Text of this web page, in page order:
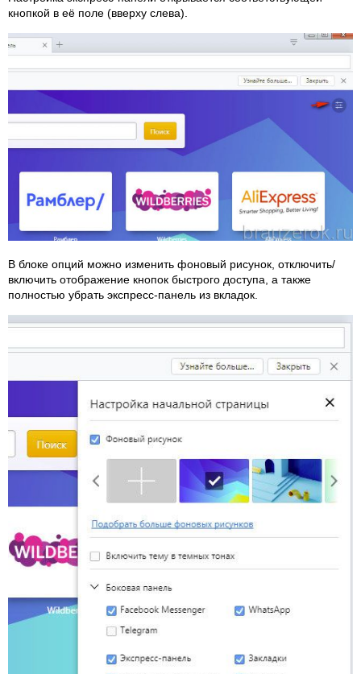
кнопкой в её поле (вверху слева).
В блоке опций можно изменить фоновый рисунок, отключить/
включить отображение кнопок быстрого доступа, а также
полностью убрать экспресс-панель из вкладок.